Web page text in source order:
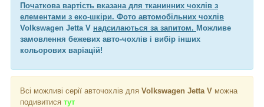
Початкова вартість вказана для тканинних чохлів з
елементами з еко-шкіри. Фото автомобільних чохлів
Volkswagen Jetta V надсилаються за запитом. Можливе
замовлення бежевих авто-чохлів і вибір інших
кольорових варіацій!
Всі можливі серії авточохлів для Volkswagen Jetta V можна
подивитися тут